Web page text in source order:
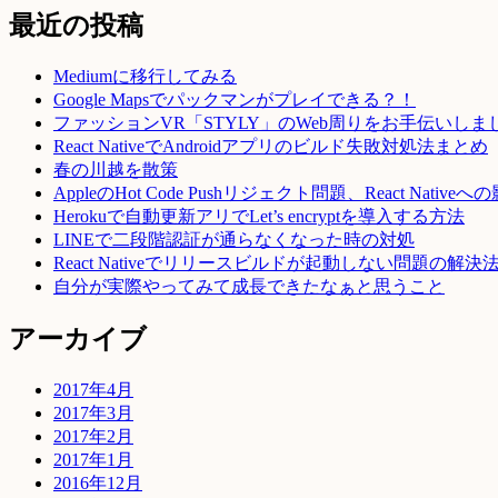
最近の投稿
Mediumに移行してみる
Google Mapsでパックマンがプレイできる？！
ファッションVR「STYLY」のWeb周りをお手伝いしま
React NativeでAndroidアプリのビルド失敗対処法まとめ
春の川越を散策
AppleのHot Code Pushリジェクト問題、React Nativeへの
Herokuで自動更新アリでLet’s encryptを導入する方法
LINEで二段階認証が通らなくなった時の対処
React Nativeでリリースビルドが起動しない問題の解決
自分が実際やってみて成長できたなぁと思うこと
アーカイブ
2017年4月
2017年3月
2017年2月
2017年1月
2016年12月